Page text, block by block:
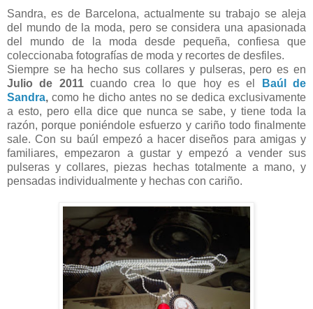
Sandra, es de Barcelona, actualmente su trabajo se aleja
del mundo de la moda, pero se considera una apasionada
del mundo de la moda desde pequeña, confiesa que
coleccionaba fotografías de moda y recortes de desfiles.
Siempre se ha hecho sus collares y pulseras, pero es en
Julio de 2011cuando crea lo que hoy es el
Baúl de
Sandra, como he dicho antes no se dedica exclusivamente
a esto, pero ella dice que nunca se sabe, y tiene toda la
razón, porque poniéndole esfuerzo y cariño todo finalmente
sale. Con su baúl empezó a hacer diseños para amigas y
familiares, empezaron a gustar y empezó a vender sus
pulseras y collares, piezas hechas totalmente a mano, y
pensadas individualmente y hechas con cariño.